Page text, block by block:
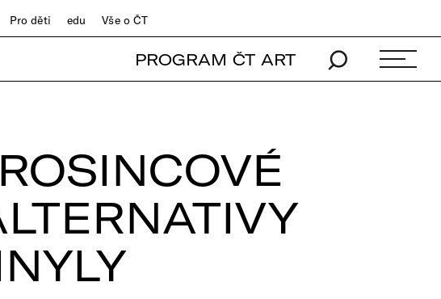
Pro děti edu Vše o ČT
PROGRAM ČT ART